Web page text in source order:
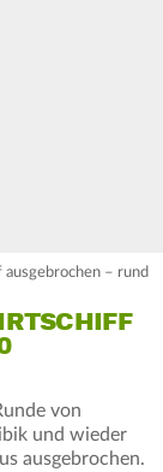
– rund
von
und wieder
ausgebrochen.